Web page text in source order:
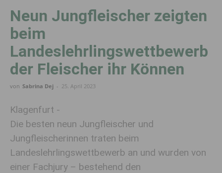
Neun Jungfleischer zeigten
beim
Landeslehrlingswettbewerb
der Fleischer ihr Können
von Sabrina Dej - 25. April 2023
Klagenfurt -
Die besten neun Jungfleischer und
Jungfleischerinnen traten beim
Landeslehrlingswettbewerb an und wurden von
einer Fachjury – bestehend den